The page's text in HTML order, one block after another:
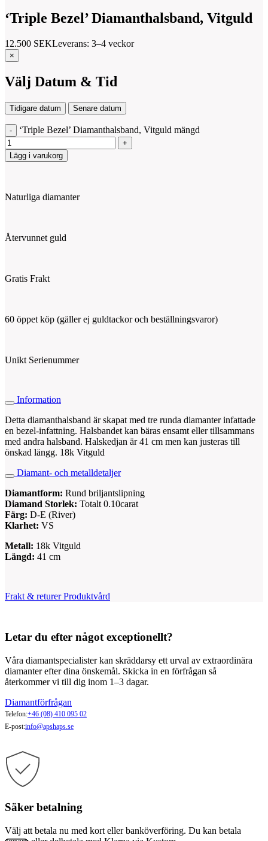
‘Triple Bezel’ Diamanthalsband, Vitguld
12.500 SEKLeverans: 3–4 veckor
×
Välj Datum & Tid
Tidigare datum Senare datum
‘Triple Bezel’ Diamanthalsband, Vitguld mängd
Lägg i varukorg
Naturliga diamanter
Återvunnet guld
Gratis Frakt
60 öppet köp (gäller ej guldtackor och beställningsvaror)
Unikt Serienummer
Information
Detta diamanthalsband är skapat med tre runda diamanter infattade
en bezel-infattning. Halsbandet kan bäras ensamt eller tillsammans
med andra halsband. Halskedjan är 41 cm men kan justeras till
önskad längg. 18k Vitguld
Diamant- och metalldetaljer
Diamantform: Rund briljantslipning
Diamand Storlek: Totalt 0.10carat
Färg: D-E (River)
Klarhet: VS
Metall: 18k Vitguld
Längd: 41 cm
Frakt & returer Produktvård
Letar du efter något exceptionellt?
Våra diamantspecialister kan skräddarsy ett urval av extraordinära
diamanter efter dina önskemål. Skicka in en förfrågan så
återkommer vi till dig inom 1–3 dagar.
Diamantförfrågan
Telefon:+46 (08) 410 095 02
E-post:info@apshaps.se
Säker betalning
Välj att betala nu med kort eller banköverföring. Du kan betala